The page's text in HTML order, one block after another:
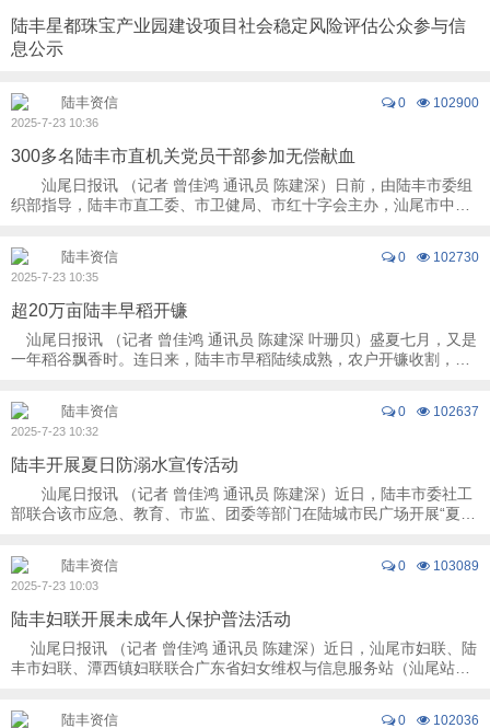
陆丰星都珠宝产业园建设项目社会稳定风险评估公众参与信
息公示
0 102900
陆丰资信
2025-7-23 10:36
300多名陆丰市直机关党员干部参加无偿献血
汕尾日报讯 （记者 曾佳鸿 通讯员 陈建深）日前，由陆丰市委组
织部指导，陆丰市直工委、市卫健局、市红十字会主办，汕尾市中心
0 102730
陆丰资信
2025-7-23 10:35
超20万亩陆丰早稻开镰
汕尾日报讯 （记者 曾佳鸿 通讯员 陈建深 叶珊贝）盛夏七月，又是
一年稻谷飘香时。连日来，陆丰市早稻陆续成熟，农户开镰收割，奏
0 102637
陆丰资信
2025-7-23 10:32
陆丰开展夏日防溺水宣传活动
汕尾日报讯 （记者 曾佳鸿 通讯员 陈建深）近日，陆丰市委社工
部联合该市应急、教育、市监、团委等部门在陆城市民广场开展“夏日
0 103089
陆丰资信
2025-7-23 10:03
陆丰妇联开展未成年人保护普法活动
丰市妇联、潭西镇妇联联合广东省妇女维权与信息服务站（汕尾站）
0 102036
陆丰资信